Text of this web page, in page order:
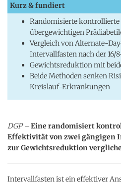
Kurz & fundiert
Randomisierte kontrollierte
übergewichtigen
Vergleich von Alternate-
Intervallfasten nach der 16/
Gewichtsreduktion mit
Beide Methoden senken
Kreislauf-Erkrankungen
DGP –Eine randomisiert
Effektivität von zwei gängigen
zur Gewichtsreduktion
Intervallfasten ist ein effektiver